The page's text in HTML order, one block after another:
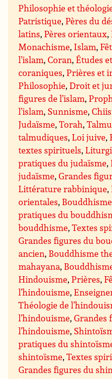
Philosophie et
Patristique,Pères du
latins,Pères orientaux,
Monachisme, Islam,
l’islam,Coran,Études
coraniques,Prières et
Philosophie,Droit et
figures de l’islam,
l’islam, Sunnisme,
Judaïsme,Torah,
talmudiques,Loi juive,
textes spirituels,
pratiques du judaïsme,
judaïsme,Grandes
Littérature rabbinique,
orientales, Bouddhisme
pratiques du
bouddhisme,Textes
Grandes figures du
ancien, Bouddhisme
mahayana,
Hindouisme,Prières,
l’hindouisme,
Théologie de
l’hindouisme,Grandes
l’hindouisme,
pratiques du
shintoïsme,Textes
Grandes figures du